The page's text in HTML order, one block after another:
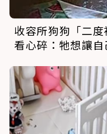
收容所狗狗「二
看心碎：牠想讓自